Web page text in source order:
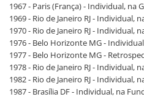
1967 - Paris (França) - Individual, na
1969 - Rio de Janeiro RJ - Individual,
1970 - Rio de Janeiro RJ - Individual,
1976 - Belo Horizonte MG -
1977 - Belo Horizonte MG -
1978 - Rio de Janeiro RJ - Individual,
1982 - Rio de Janeiro RJ - Individual,
1987 - Brasília DF - Individual, na